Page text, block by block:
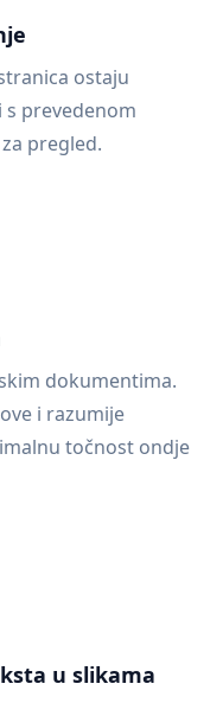
ostaju
s prevedenom
pregled.
dokumentima.
i razumije
točnost ondje
u slikama